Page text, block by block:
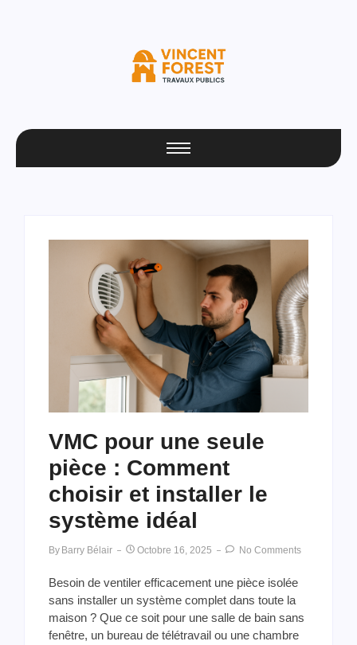
VMC pour une seule
pièce : Comment
choisir et installer le
système idéal
By Barry Bélair Octobre 16, 2025 No Comments
Besoin de ventiler efficacement une pièce isolée
sans installer un système complet dans toute la
maison ? Que ce soit pour une salle de bain sans
fenêtre, un bureau de télétravail ou une chambre